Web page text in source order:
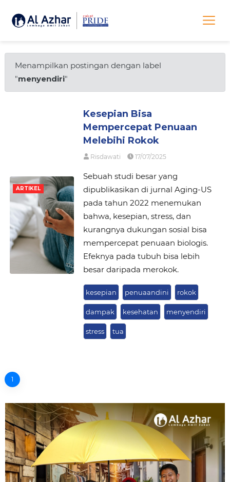
Menampilkan postingan dengan label
"menyendiri"
ARTIKEL
Kesepian Bisa
Mempercepat Penuaan
Melebihi Rokok
Risdawati 17/07/2025
Sebuah studi besar yang
dipublikasikan di jurnal Aging-US
pada tahun 2022 menemukan
bahwa, kesepian, stress, dan
kurangnya dukungan sosial bisa
mempercepat penuaan biologis.
Efeknya pada tubuh bisa lebih
besar daripada merokok.
kesepian penuaandini rokok
dampak kesehatan menyendiri
stress tua
1